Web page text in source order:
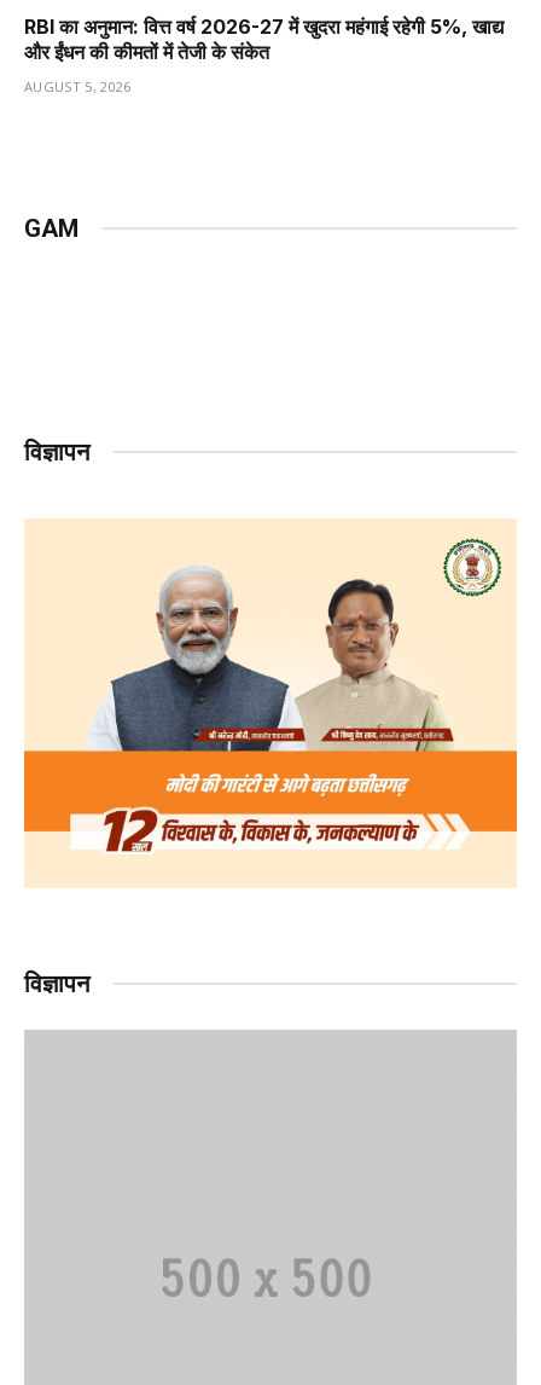
RBI का अनुमान: वित्त वर्ष 2026-27 में खुदरा महंगाई रहेगी 5%, खाद्य
और ईंधन की कीमतों में तेजी के संकेत
AUGUST 5, 2026
GAM
विज्ञापन
विज्ञापन